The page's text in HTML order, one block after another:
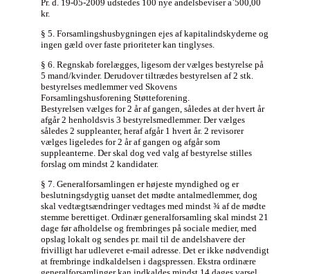
Pr. d. 19-05-2009 udstedes 100 nye andelsbeviser a`500,00
kr.
§ 5. Forsamlingshusbygningen ejes af kapitalindskyderne og
ingen gæld over faste prioriteter kan tinglyses.
§ 6. Regnskab forelægges, ligesom der vælges bestyrelse på
5 mand/kvinder. Derudover tiltrædes bestyrelsen af 2 stk.
bestyrelses medlemmer ved Skovens
Forsamlingshusforening Støtteforening.
Bestyrelsen vælges for 2 år af gangen, således at der hvert år
afgår 2 henholdsvis 3 bestyrelsmedlemmer. Der vælges
således 2 suppleanter, heraf afgår 1 hvert år. 2 revisorer
vælges ligeledes for 2 år af gangen og afgår som
suppleanterne. Der skal dog ved valg af bestyrelse stilles
forslag om mindst 2 kandidater.
§ 7. Generalforsamlingen er højeste myndighed og er
beslutningsdygtig uanset det mødte antalmedlemmer, dog
skal vedtægtsændringer vedtages med mindst ¾ af de mødte
stemme berettiget. Ordinær generalforsamling skal mindst 21
dage før afholdelse og frembringes på sociale medier, med
opslag lokalt og sendes pr. mail til de andelshavere der
frivilligt har udleveret e-mail adresse. Det er ikke nødvendigt
at frembringe indkaldelsen i dagspressen. Ekstra ordinære